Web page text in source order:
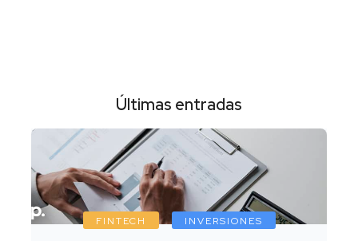
Últimas entradas
FINTECH INVERSIONES